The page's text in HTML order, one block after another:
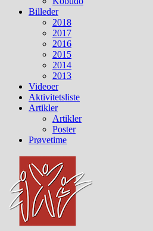
Billeder
2018
2017
2016
2015
2014
2013
Videoer
Aktivitetsliste
Artikler
Artikler
Poster
Prøvetime